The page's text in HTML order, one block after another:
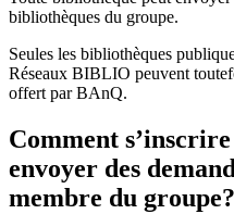
bibliothèques du groupe.
Seules les bibliothèques
Réseaux BIBLIO peuvent
offert par BAnQ.
Comment
envoyer des
membre du groupe?